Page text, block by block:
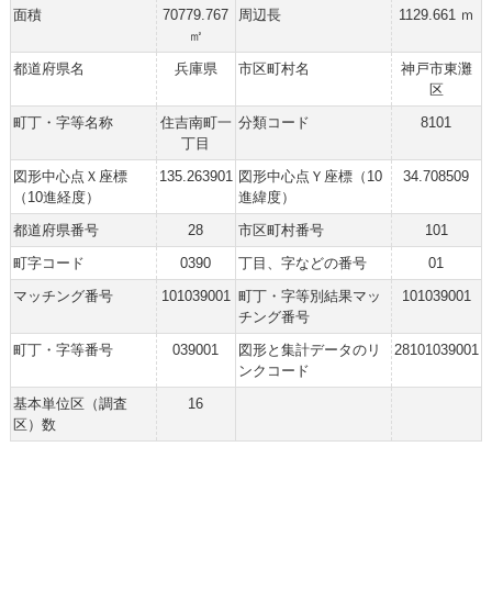
面積
70779.767
㎡
周辺長 1129.661 ｍ
都道府県名 兵庫県 市区町村名
神戸市東灘
区
町丁・字等名称
住吉南町一
丁目
分類コード 8101
図形中心点Ｘ座標
（10進経度）
135.263901 図形中心点Ｙ座標（10
進緯度）
34.708509
都道府県番号 28 市区町村番号
101
町字コード
0390 丁目、字などの番号
01
マッチング番号
101039001 町丁・字等別結果マッ
チング番号
101039001
町丁・字等番号 039001
図形と集計データのリ
ンクコード
28101039001
基本単位区（調査
区）数
16